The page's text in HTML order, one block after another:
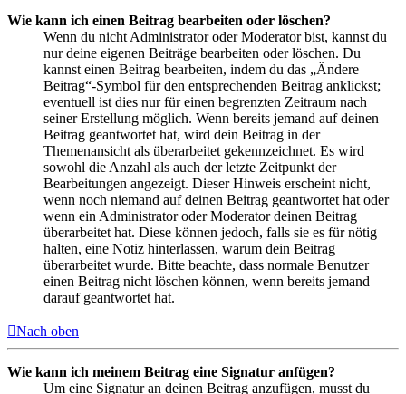
Wie kann ich einen Beitrag bearbeiten oder löschen?
Wenn du nicht Administrator oder Moderator bist, kannst du
nur deine eigenen Beiträge bearbeiten oder löschen. Du
kannst einen Beitrag bearbeiten, indem du das „Ändere
Beitrag“-Symbol für den entsprechenden Beitrag anklickst;
eventuell ist dies nur für einen begrenzten Zeitraum nach
seiner Erstellung möglich. Wenn bereits jemand auf deinen
Beitrag geantwortet hat, wird dein Beitrag in der
Themenansicht als überarbeitet gekennzeichnet. Es wird
sowohl die Anzahl als auch der letzte Zeitpunkt der
Bearbeitungen angezeigt. Dieser Hinweis erscheint nicht,
wenn noch niemand auf deinen Beitrag geantwortet hat oder
wenn ein Administrator oder Moderator deinen Beitrag
überarbeitet hat. Diese können jedoch, falls sie es für nötig
halten, eine Notiz hinterlassen, warum dein Beitrag
überarbeitet wurde. Bitte beachte, dass normale Benutzer
einen Beitrag nicht löschen können, wenn bereits jemand
darauf geantwortet hat.
Nach oben
Wie kann ich meinem Beitrag eine Signatur anfügen?
Um eine Signatur an deinen Beitrag anzufügen, musst du